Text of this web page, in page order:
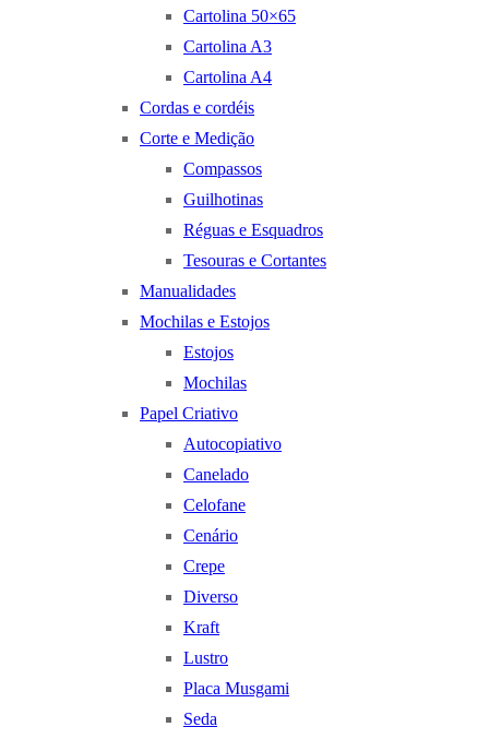
Cartolina 50×65
Cartolina A3
Cartolina A4
Cordas e cordéis
Corte e Medição
Compassos
Guilhotinas
Réguas e Esquadros
Tesouras e Cortantes
Manualidades
Mochilas e Estojos
Estojos
Mochilas
Papel Criativo
Autocopiativo
Canelado
Celofane
Cenário
Crepe
Diverso
Kraft
Lustro
Placa Musgami
Seda